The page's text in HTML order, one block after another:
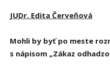
JUDr. Edita Červeňová
Mohli by byť po meste
s nápisom „Zákaz